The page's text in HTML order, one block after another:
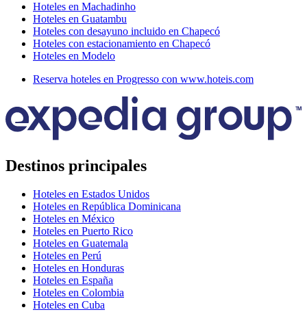
Hoteles en Machadinho
Hoteles en Guatambu
Hoteles con desayuno incluido en Chapecó
Hoteles con estacionamiento en Chapecó
Hoteles en Modelo
Reserva hoteles en Progresso con www.hoteis.com
Destinos principales
Hoteles en Estados Unidos
Hoteles en República Dominicana
Hoteles en México
Hoteles en Puerto Rico
Hoteles en Guatemala
Hoteles en Perú
Hoteles en Honduras
Hoteles en España
Hoteles en Colombia
Hoteles en Cuba